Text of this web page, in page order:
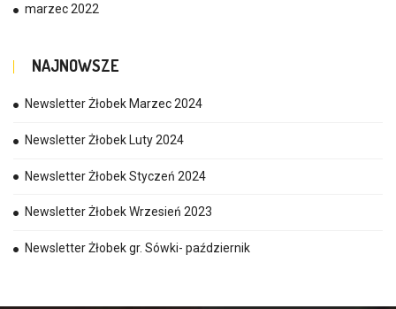
marzec 2022
NAJNOWSZE
Newsletter Żłobek Marzec 2024
Newsletter Żłobek Luty 2024
Newsletter Żłobek Styczeń 2024
Newsletter Żłobek Wrzesień 2023
Newsletter Żłobek gr. Sówki- październik